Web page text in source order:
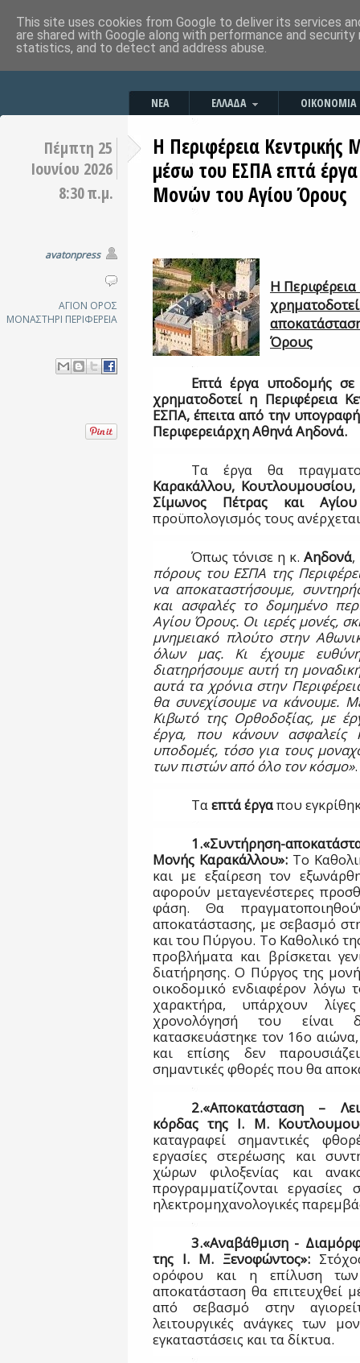
ΝΕΑ ΕΛΛΑΔΑ ΟΙΚΟΝΟΜΙΑ
Πέμπτη 25
Ιουνίου 2026
8:30 π.μ.
avatonpress
ΑΓΙΟΝ ΟΡΟΣ
ΜΟΝΑΣΤΗΡΙ ΠΕΡΙΦΕΡΕΙΑ
Η Περιφέρεια Κεντρικής
μέσω του ΕΣΠΑ επτά
Μονών του Αγίου Όρους
Η Περιφέρεια
Όρους
Επτά έργα υποδομής
χρηματοδοτεί η Περιφέρεια
ΕΣΠΑ, έπειτα από την
Περιφερειάρχη Αθηνά Αηδονά.
Τα έργα θα
Καρακάλλου,
Σίμωνος Πέτρας και
προϋπολογισμός τους
Όπως τόνισε η κ. Αηδονά,
πόρους του ΕΣΠΑ της
να αποκαταστήσουμε,
και ασφαλές το δομημένο
Αγίου Όρους. Οι ιερές μονές,
μνημειακό πλούτο στην
όλων μας. Κι έχουμε
διατηρήσουμε αυτή τη
αυτά τα χρόνια στην
θα συνεχίσουμε να κάνουμε.
Κιβωτό της Ορθοδοξίας, με
έργα, που κάνουν ασφαλείς
υποδομές, τόσο για τους
των πιστών από όλο τον κόσμο».
Ταεπτά έργαπου
1.«Συντήρηση-
Μονής Καρακάλλου»: Το
και με εξαίρεση τον
αφορούν μεταγενέστερες
φάση. Θα
αποκατάστασης, με σεβασμό
και του Πύργου. Το Καθολικό
προβλήματα και βρίσκεται
διατήρησης. Ο Πύργος της
οικοδομικό ενδιαφέρον λόγω
χαρακτήρα, υπάρχουν
χρονολόγησή του είναι
κατασκευάστηκε τον 16ο
και επίσης δεν
σημαντικές φθορές που θα
2.«Αποκατάσταση –
κόρδας της Ι. Μ.
καταγραφεί σημαντικές
εργασίες στερέωσης και
χώρων φιλοξενίας και
προγραμματίζονται
ηλεκτρομηχανολογικές
3.«Αναβάθμιση -
της Ι. Μ. Ξενοφώντος»:
ορόφου και η επίλυση των
αποκατάσταση θα επιτευχθεί
από σεβασμό στην
λειτουργικές ανάγκες των
εγκαταστάσεις και τα δίκτυα.
This site uses cookies from Google to deliver its services
are shared with Google along with performance and
statistics, and to detect and address abuse.